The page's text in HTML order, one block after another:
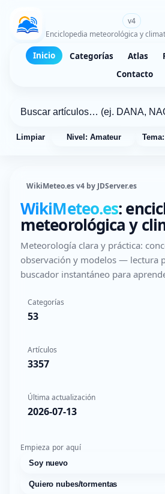
v4
Enciclopedia meteorológica y
Inicio Categorías Atlas
Contacto
Limpiar Nivel: Amateur
WikiMeteo.es v4 by JDServer.es
WikiMeteo.es:
meteorológica y
Meteorología clara y práctica:
observación y modelos — lectura
buscador instantáneo para
Categorías
53
Artículos
3357
Última actualización
2026-07-13
Empieza por aquí
Soy nuevo
Quiero nubes/tormentas